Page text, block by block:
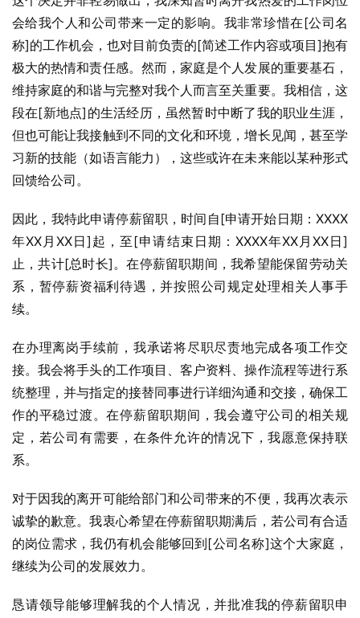
会给我个人和公司带来一定的影响。我非常珍惜在[公司名
称]的工作机会，也对目前负责的[简述工作内容或项目]抱有
极大的热情和责任感。然而，家庭是个人发展的重要基石，
维持家庭的和谐与完整对我个人而言至关重要。我相信，这
段在[新地点]的生活经历，虽然暂时中断了我的职业生涯，
但也可能让我接触到不同的文化和环境，增长见闻，甚至学
习新的技能（如语言能力），这些或许在未来能以某种形式
回馈给公司。
因此，我特此申请停薪留职，时间自[申请开始日期：XXXX
年XX月XX日]起，至[申请结束日期：XXXX年XX月XX日]
止，共计[总时长]。在停薪留职期间，我希望能保留劳动关
系，暂停薪资福利待遇，并按照公司规定处理相关人事手
续。
在办理离岗手续前，我承诺将尽职尽责地完成各项工作交
接。我会将手头的工作项目、客户资料、操作流程等进行系
统整理，并与指定的接替同事进行详细沟通和交接，确保工
作的平稳过渡。在停薪留职期间，我会遵守公司的相关规
定，若公司有需要，在条件允许的情况下，我愿意保持联
系。
对于因我的离开可能给部门和公司带来的不便，我再次表示
诚挚的歉意。我衷心希望在停薪留职期满后，若公司有合适
的岗位需求，我仍有机会能够回到[公司名称]这个大家庭，
继续为公司的发展效力。
恳请领导能够理解我的个人情况，并批准我的停薪留职申